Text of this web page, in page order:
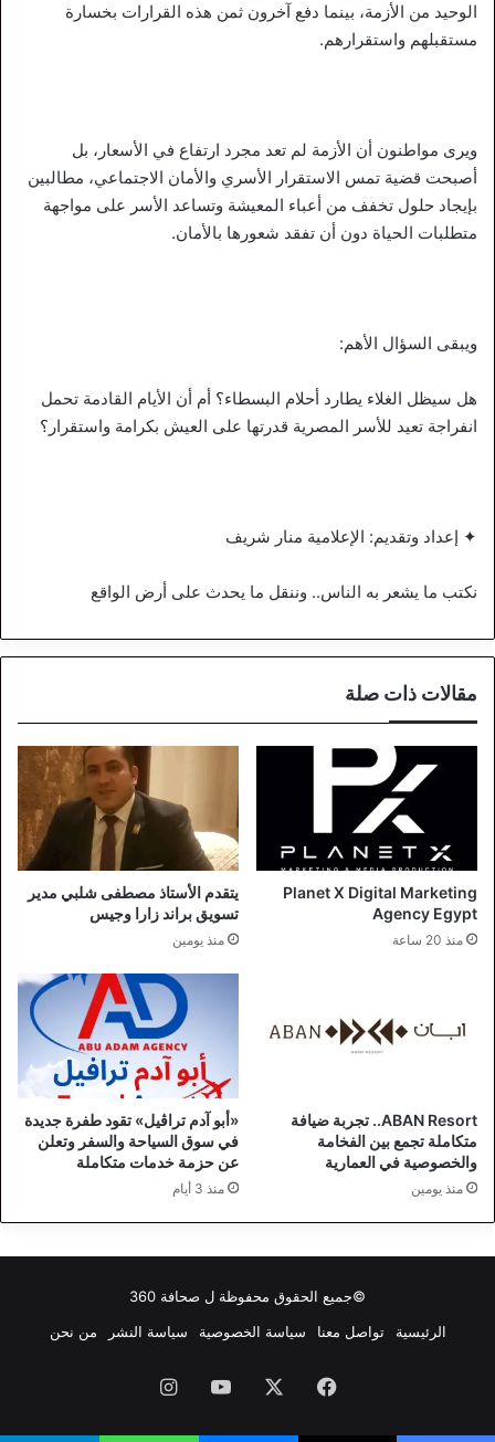
الوحيد من الأزمة، بينما دفع آخرون ثمن هذه القرارات بخسارة
مستقبلهم واستقرارهم.
ويرى مواطنون أن الأزمة لم تعد مجرد ارتفاع في الأسعار، بل
أصبحت قضية تمس الاستقرار الأسري والأمان الاجتماعي، مطالبين
بإيجاد حلول تخفف من أعباء المعيشة وتساعد الأسر على مواجهة
متطلبات الحياة دون أن تفقد شعورها بالأمان.
ويبقى السؤال الأهم:
هل سيظل الغلاء يطارد أحلام البسطاء؟ أم أن الأيام القادمة تحمل
انفراجة تعيد للأسر المصرية قدرتها على العيش بكرامة واستقرار؟
✦ إعداد وتقديم: الإعلامية منار شريف
نكتب ما يشعر به الناس.. وننقل ما يحدث على أرض الواقع
مقالات ذات صلة
Planet X Digital Marketing
Agency Egypt
منذ 20 ساعة
يتقدم الأستاذ مصطفى شلبي مدير
تسويق براند زارا وجيس
منذ يومين
ABAN Resort.. تجربة ضيافة
متكاملة تجمع بين الفخامة
والخصوصية في العمارية
منذ يومين
«أبو آدم تراڤيل» تقود طفرة جديدة
في سوق السياحة والسفر وتعلن
عن حزمة خدمات متكاملة
منذ 3 أيام
©جميع الحقوق محفوظة ل صحافة 360
الرئيسية
تواصل معنا سياسة الخصوصية سياسة النشر من نحن
فيسبوك ‫YouTube